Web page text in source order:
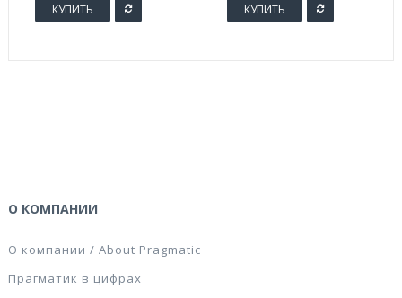
КУПИТЬ КУПИТЬ
О КОМПАНИИ
О компании / About Pragmatic
Прагматик в цифрах